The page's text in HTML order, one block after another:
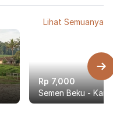
Lihat Semuanya
Rp 7,000
Semen Beku -